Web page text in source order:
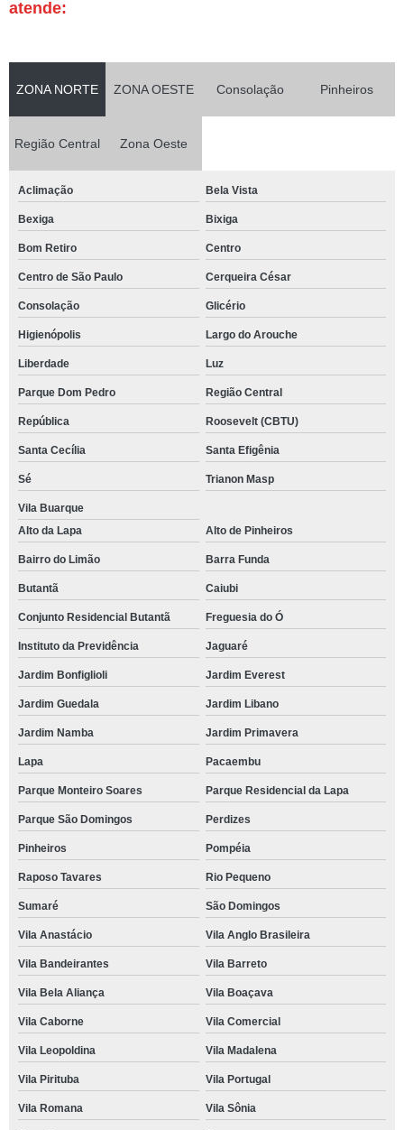
atende:
ZONA NORTE ZONA OESTE Consolação Pinheiros
Região Central Zona Oeste
Aclimação Bela Vista
Bexiga Bixiga
Bom Retiro Centro
Centro de São Paulo Cerqueira César
Consolação Glicério
Higienópolis Largo do Arouche
Liberdade Luz
Parque Dom Pedro Região Central
República Roosevelt (CBTU)
Santa Cecília Santa Efigênia
Sé Trianon Masp
Vila Buarque
Alto da Lapa
Alto de Pinheiros
Bairro do Limão Barra Funda
Butantã Caiubi
Conjunto Residencial Butantã Freguesia do Ó
Instituto da Previdência Jaguaré
Jardim Bonfiglioli Jardim Everest
Jardim Guedala Jardim Libano
Jardim Namba Jardim Primavera
Lapa Pacaembu
Parque Monteiro Soares Parque Residencial da Lapa
Parque São Domingos Perdizes
Pinheiros Pompéia
Raposo Tavares Rio Pequeno
Sumaré São Domingos
Vila Anastácio Vila Anglo Brasileira
Vila Bandeirantes Vila Barreto
Vila Bela Aliança Vila Boaçava
Vila Caborne Vila Comercial
Vila Leopoldina Vila Madalena
Vila Pirituba Vila Portugal
Vila Romana Vila Sônia